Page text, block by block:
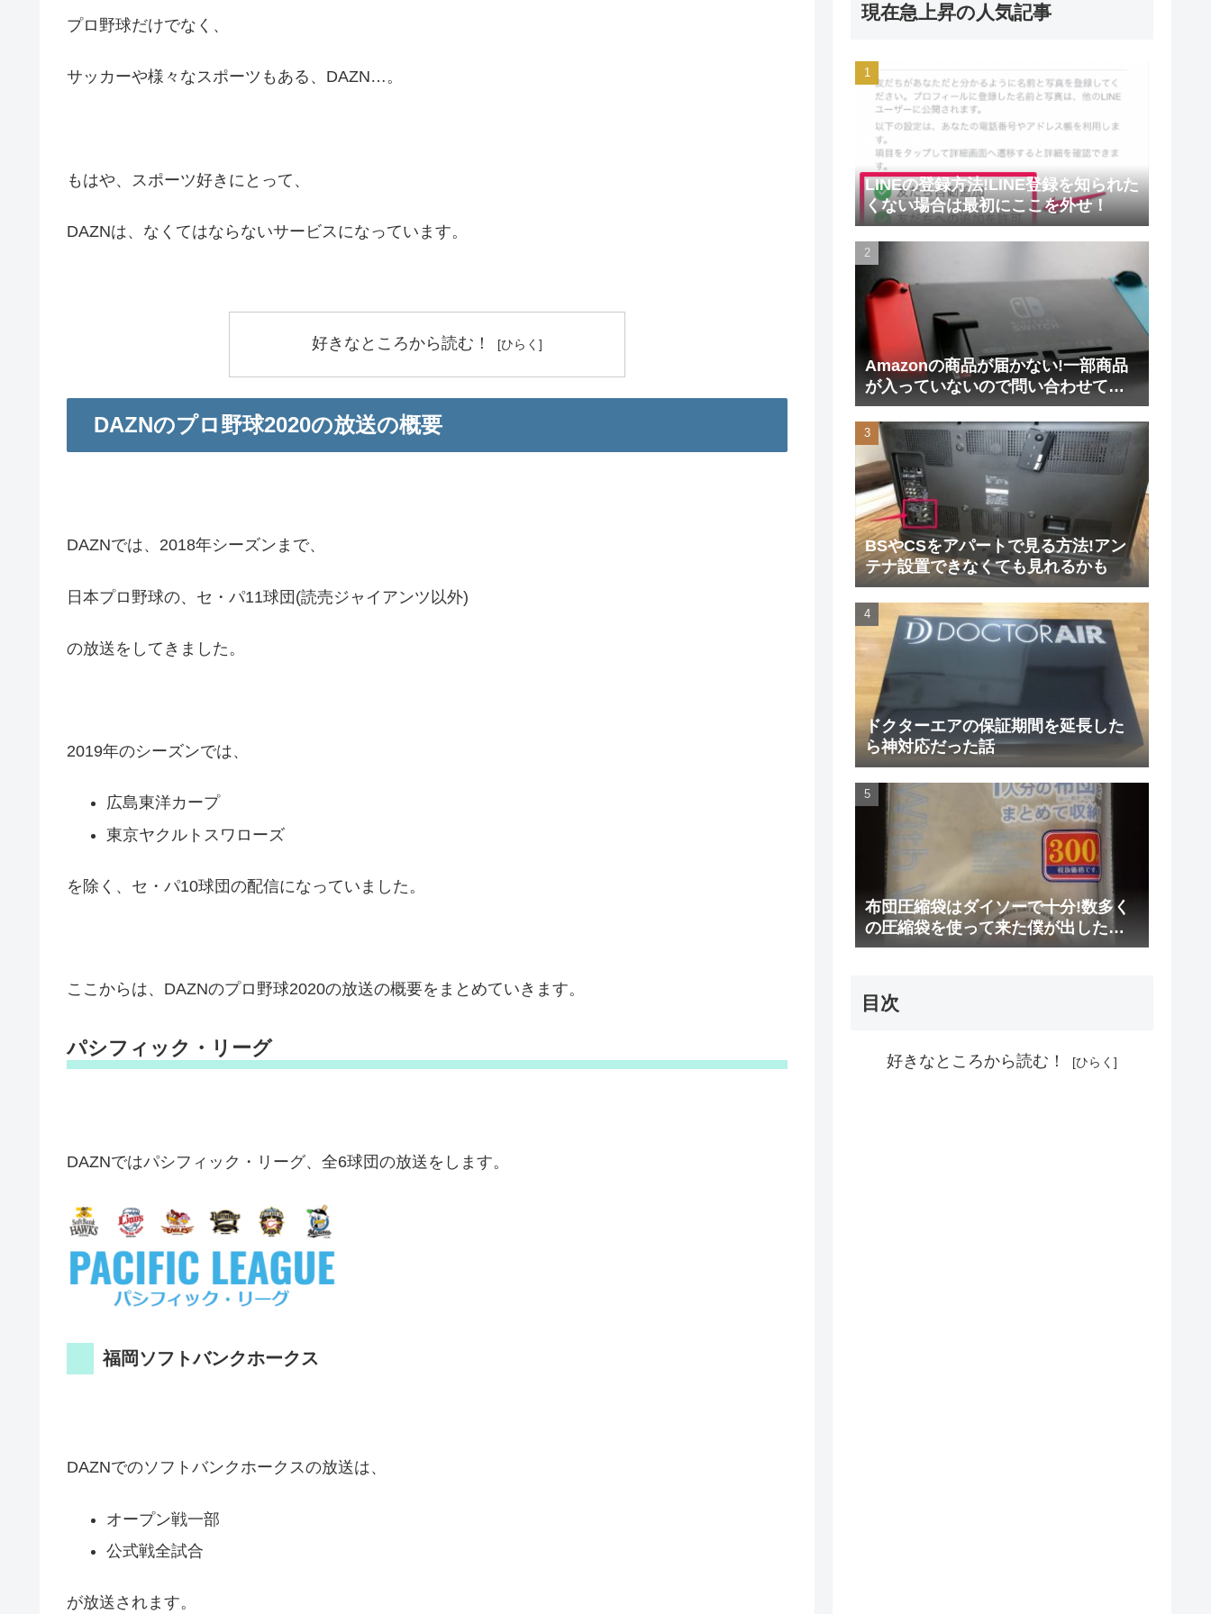
プロ野球だけでなく、
サッカーや様々なスポーツもある、DAZN…。
もはや、スポーツ好きにとって、
DAZNは、なくてはならないサービスになっています。
好きなところから読む！
DAZNのプロ野球2020の放送の概要
DAZNでは、2018年シーズンまで、
日本プロ野球の、セ・パ11球団(読売ジャイアンツ以外)
の放送をしてきました。
2019年のシーズンでは、
広島東洋カープ
東京ヤクルトスワローズ
を除く、セ・パ10球団の配信になっていました。
ここからは、DAZNのプロ野球2020の放送の概要をまとめていきます。
パシフィック・リーグ
DAZNではパシフィック・リーグ、全6球団の放送をします。
福岡ソフトバンクホークス
DAZNでのソフトバンクホークスの放送は、
オープン戦一部
公式戦全試合
が放送されます。
現在急上昇の人気記事
LINEの登録方法!LINE登録を知られた
くない場合は最初にここを外せ！
Amazonの商品が届かない!一部商品
が入っていないので問い合わせてみ
た
BSやCSをアパートで見る方法!アン
テナ設置できなくても見れるかも
ドクターエアの保証期間を延長した
ら神対応だった話
布団圧縮袋はダイソーで十分!数多く
の圧縮袋を使って来た僕が出した結
論
目次
好きなところから読む！